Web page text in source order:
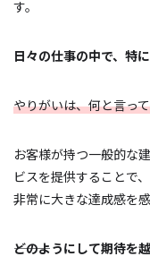
す。
日々の仕事の中で、特
やりがいは、何と言っ
お客様が持つ一般的な
ビスを提供することで
非常に大きな達成感を感
―――どのようにして期待